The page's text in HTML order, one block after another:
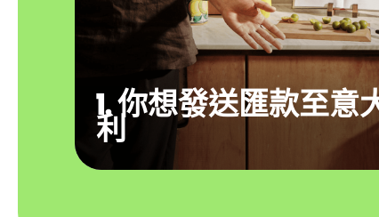
1. 你想發送匯款至意
利